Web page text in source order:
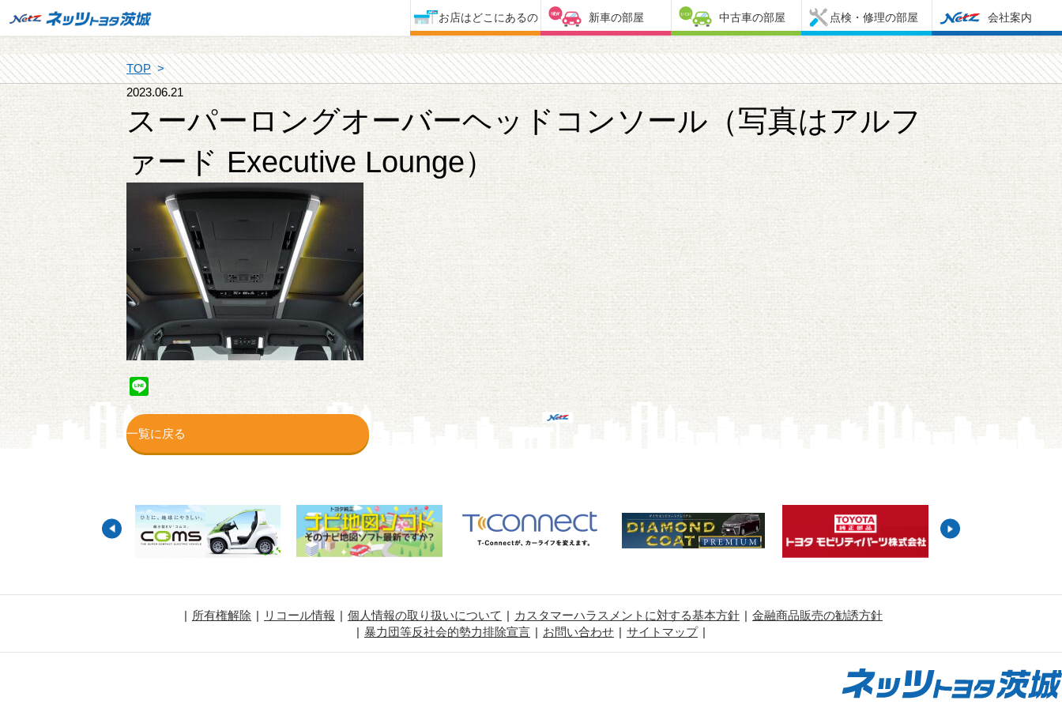
お店はどこにあるの 新車の部屋 中古車の部屋 点検・修理の部屋 会社案内
TOP
2023.06.21
スーパーロングオーバーヘッドコンソール（写真はアルフ
ァード Executive Lounge）
Line
一覧に戻る
所有権解除 リコール情報 個人情報の取り扱いについて カスタマーハラスメントに対する基本方針
金融商品販売の勧誘方針
暴力団等反社会的勢力排除宣言
お問い合わせ サイトマップ